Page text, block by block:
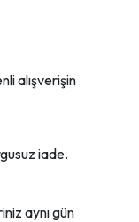
alışverişin
iade.
aynı gün